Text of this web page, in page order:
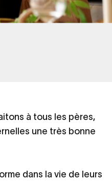
à tous les pères,
une très bonne
dans la vie de leurs